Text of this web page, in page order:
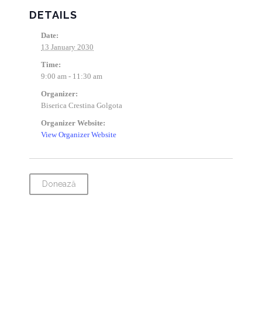
DETAILS
Date:
13 January 2030
Time:
9:00 am - 11:30 am
Organizer:
Biserica Crestina Golgota
Organizer Website:
View Organizer Website
Donează